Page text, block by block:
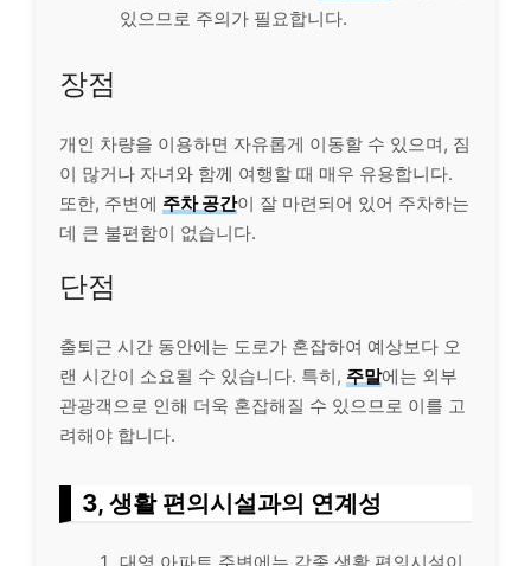
있으므로 주의가 필요합니다.
장점
개인 차량을 이용하면 자유롭게 이동할 수 있으며, 짐
이 많거나 자녀와 함께 여행할 때 매우 유용합니다.
또한, 주변에 주차 공간이 잘 마련되어 있어 주차하는
데 큰 불편함이 없습니다.
단점
출퇴근 시간 동안에는 도로가 혼잡하여 예상보다 오
랜 시간이 소요될 수 있습니다. 특히, 주말에는 외부
관광객으로 인해 더욱 혼잡해질 수 있으므로 이를 고
려해야 합니다.
3, 생활 편의시설과의 연계성